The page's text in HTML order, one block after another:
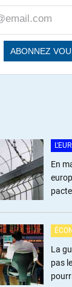
//27.10.2020
interdit à
à 09h05
que l’UE.
franco-
de vue,
90.
de l’entité
en rase
d’intégration et
et fiscale des
En
La
pas